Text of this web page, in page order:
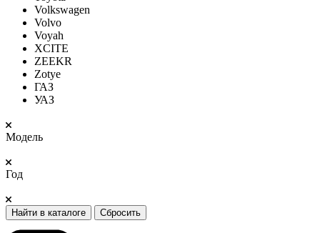
Volkswagen
Volvo
Voyah
XCITE
ZEEKR
Zotye
ГАЗ
УАЗ
Модель
Год
Найти в каталоге Сбросить